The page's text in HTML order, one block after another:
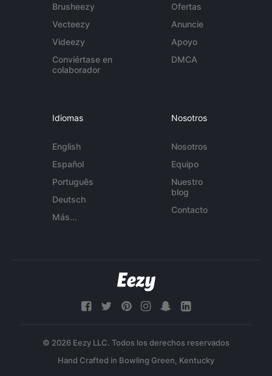
Brusheezy
Vecteezy
Videezy
Conviértase en
colaborador
Ofertas
Anuncie
Apoyo
DMCA
Idiomas
English
Español
Português
Deutsch
Más...
Nosotros
Nosotros
Equipo
Nuestro
blog
Contacto
© 2026 Eezy LLC. Todos los derechos reservados